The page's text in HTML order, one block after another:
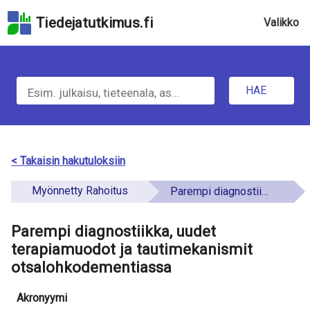
hakukenttään
pääsisältöön
Hyppää
saavutettavuusselosteeseen
Tiedejatutkimus.fi Valikko
H
a
e
t
t
o
a
HAE
< Takaisin hakutuloksiin
Myönnetty Rahoitus Parempi diagnostiikka, uudet terapiamuodot ja tautimekanismit otsalohkodementiassa
Parempi diagnostiikka, uudet
terapiamuodot ja tautimekanismit
otsalohkodementiassa
Akronyymi